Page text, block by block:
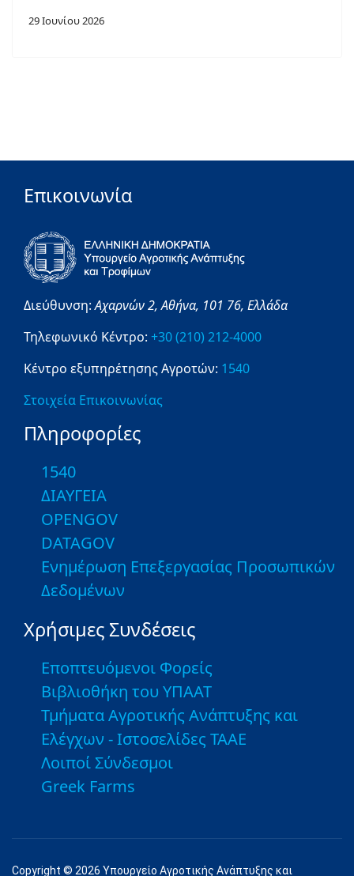
29 Ιουνίου 2026
Επικοινωνία
Διεύθυνση:Αχαρνών 2,Αθήνα, 101 76, Ελλάδα
Τηλεφωνικό Κέντρο: +30 (210) 212-4000
Κέντρο εξυπηρέτησης Αγροτών: 1540
Στοιχεία Επικοινωνίας
Πληροφορίες
1540
ΔΙΑΥΓΕΙΑ
OPENGOV
DATAGOV
Ενημέρωση Επεξεργασίας Προσωπικών
Δεδομένων
Χρήσιμες Συνδέσεις
Εποπτευόμενοι Φορείς
Βιβλιοθήκη του ΥΠΑΑΤ
Τμήματα Αγροτικής Ανάπτυξης και
Ελέγχων - Ιστοσελίδες ΤΑΑΕ
Λοιποί Σύνδεσμοι
Greek Farms
Copyright © 2026 Υπουργείο Αγροτικής Ανάπτυξης και